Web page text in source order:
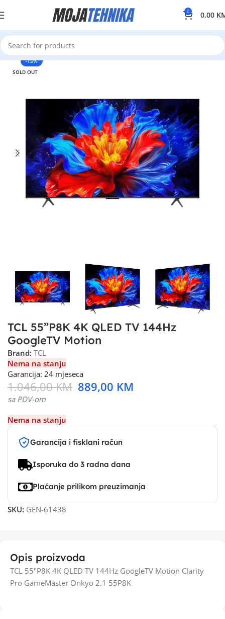
0 0,00
-15%
SOLD OUT
TCL 55”P8K 4K QLED TV 144Hz
GoogleTV Motion
Brand: TCL
Nema na stanju
Garancija: 24 mjeseca
1.046,00KM 889,00 KM
sa PDV-om
Nema na stanju
Garancija i fisklani račun
Isporuka do 3 radna dana
Plaćanje prilikom preuzimanja
SKU: GEN-61438
Opis proizvoda
TCL 55"P8K 4K QLED TV 144Hz GoogleTV Motion Clarity
Pro GameMaster Onkyo 2.1 55P8K